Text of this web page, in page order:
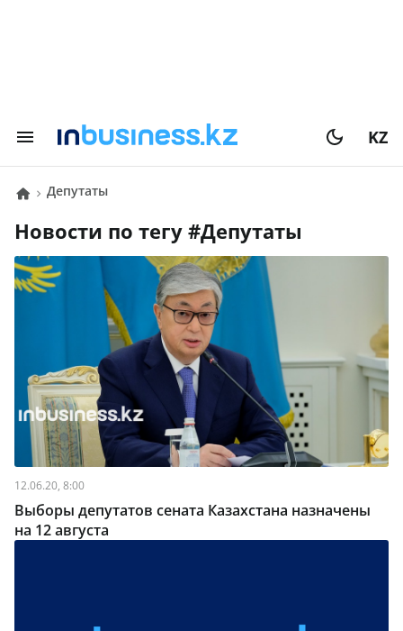
KZ
Депутаты
Новости по тегу # Депутаты
12.06.20, 8:00
Выборы депутатов сената Казахстана назначены
на 12 августа